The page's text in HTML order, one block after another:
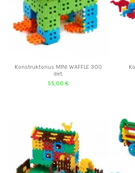
Konstruktorius MINI WAFFLE 300
det.
55,00 €